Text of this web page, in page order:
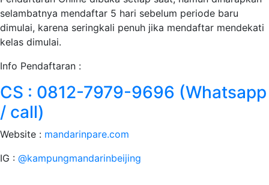
selambatnya mendaftar 5 hari sebelum periode baru
dimulai, karena seringkali penuh jika mendaftar mendekati
kelas dimulai.
Info Pendaftaran :
CS : 0812-7979-9696 (Whatsapp
/ call)
Website : mandarinpare.com
IG : @kampungmandarinbeijing